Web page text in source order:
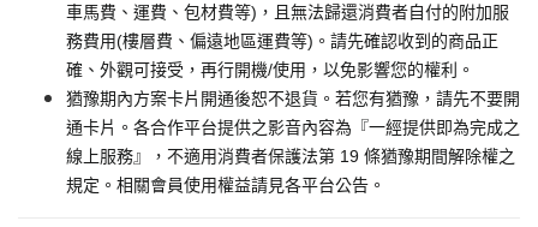
車馬費、運費、包材費等)，且無法歸還消費者自付的附加服
務費用(樓層費、偏遠地區運費等)。請先確認收到的商品正
確、外觀可接受，再行開機/使用，以免影響您的權利。
猶豫期內方案卡片開通後恕不退貨。若您有猶豫，請先不要開
通卡片。各合作平台提供之影音內容為『一經提供即為完成之
線上服務』，不適用消費者保護法第 19 條猶豫期間解除權之
規定。相關會員使用權益請見各平台公告。